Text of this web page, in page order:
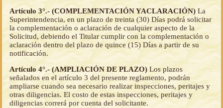
Artículo 3°.- (COMPLEMENTACIÓN YACLARACIÓN) La
Superintendencia, en un plazo de treinta (30) Días podrá solicitar
la complementación o aclaración de cualquier aspecto de la
Solicitud, debiendo el Titular cumplir con la complementación o
aclaración dentro del plazo de quince (15) Días a partir de su
notificación.
Artículo 4°.- (AMPLIACIÓN DE PLAZO) Los plazos
señalados en el artículo 3 del presente reglamento, podrán
ampliarse cuando sea necesario realizar inspecciones, peritajes y
otras diligencias. El costo de estas inspecciones, peritajes y
diligencias correrá por cuenta del solicitante.